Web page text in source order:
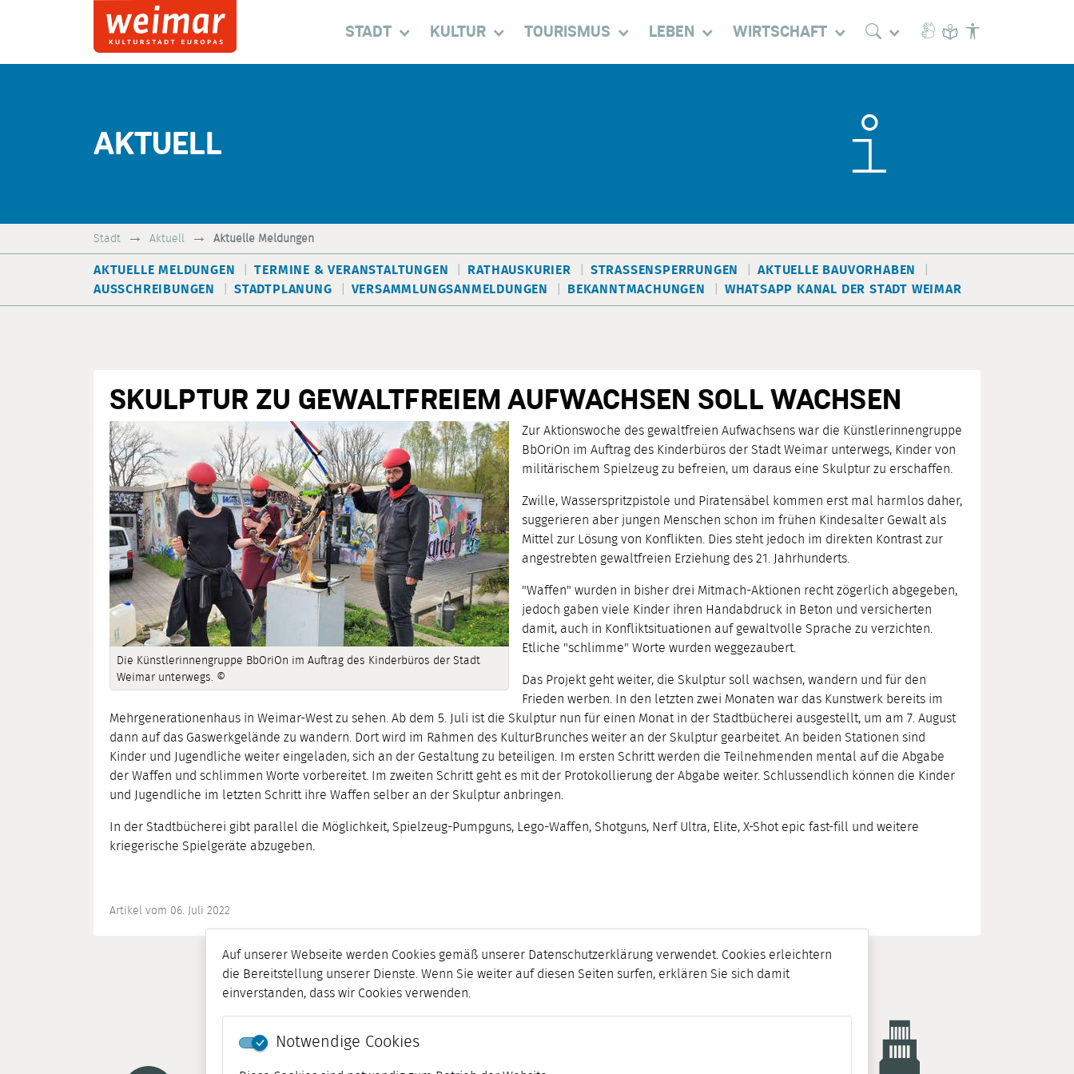
Auf unserer Webseite werden Cookies gemäß unserer Datenschutzerklärung verwendet. Cookies erleichtern
die Bereitstellung unserer Dienste. Wenn Sie weiter auf diesen Seiten surfen, erklären Sie sich damit
einverstanden, dass wir Cookies verwenden.
Notwendige Cookies
STADT KULTUR TOURISMUS LEBEN WIRTSCHAFT
AKTUELL
Stadt Aktuell Aktuelle Meldungen
AKTUELLE MELDUNGEN TERMINE & VERANSTALTUNGEN RATHAUSKURIER STRASSENSPERRUNGEN
AKTUELLE BAUVORHABEN
AUSSCHREIBUNGEN
STADTPLANUNG VERSAMMLUNGSANMELDUNGEN BEKANNTMACHUNGEN WHATSAPP KANAL DER STADT WEIMAR
SKULPTUR ZU GEWALTFREIEM AUFWACHSEN SOLL WACHSEN
Die Künstlerinnengruppe BbOriOn im Auftrag des Kinderbüros der Stadt
Weimar unterwegs. ©
Zur Aktionswoche des gewaltfreien Aufwachsens war die Künstlerinnengruppe
BbOriOn im Auftrag des Kinderbüros der Stadt Weimar unterwegs, Kinder von
militärischem Spielzeug zu befreien, um daraus eine Skulptur zu erschaffen.
Zwille, Wasserspritzpistole und Piratensäbel kommen erst mal harmlos daher,
suggerieren aber jungen Menschen schon im frühen Kindesalter Gewalt als
Mittel zur Lösung von Konflikten. Dies steht jedoch im direkten Kontrast zur
angestrebten gewaltfreien Erziehung des 21. Jahrhunderts.
"Waffen" wurden in bisher drei Mitmach-Aktionen recht zögerlich abgegeben,
jedoch gaben viele Kinder ihren Handabdruck in Beton und versicherten
damit, auch in Konfliktsituationen auf gewaltvolle Sprache zu verzichten.
Etliche "schlimme" Worte wurden weggezaubert.
Das Projekt geht weiter, die Skulptur soll wachsen, wandern und für den
Frieden werben. In den letzten zwei Monaten war das Kunstwerk bereits im
Mehrgenerationenhaus in Weimar-West zu sehen. Ab dem 5. Juli ist die Skulptur nun für einen Monat in der Stadtbücherei ausgestellt, um am 7. August
dann auf das Gaswerkgelände zu wandern. Dort wird im Rahmen des KulturBrunches weiter an der Skulptur gearbeitet. An beiden Stationen sind
Kinder und Jugendliche weiter eingeladen, sich an der Gestaltung zu beteiligen. Im ersten Schritt werden die Teilnehmenden mental auf die Abgabe
der Waffen und schlimmen Worte vorbereitet. Im zweiten Schritt geht es mit der Protokollierung der Abgabe weiter. Schlussendlich können die Kinder
und Jugendliche im letzten Schritt ihre Waffen selber an der Skulptur anbringen.
In der Stadtbücherei gibt parallel die Möglichkeit, Spielzeug-Pumpguns, Lego-Waffen, Shotguns, Nerf Ultra, Elite, X-Shot epic fast-fill und weitere
kriegerische Spielgeräte abzugeben.
Artikel vom 06. Juli 2022